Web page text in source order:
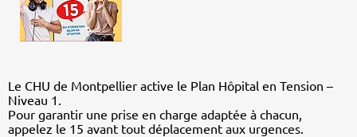
Le CHU de Montpellier active le Plan Hôpital en Tension –
Niveau 1.
Pour garantir une prise en charge adaptée à chacun,
appelez le 15 avant tout déplacement aux urgences.